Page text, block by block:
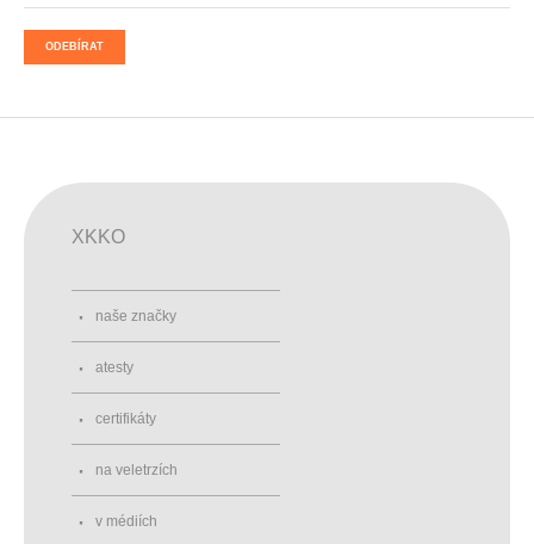
ODEBÍRAT
XKKO
naše značky
atesty
certifikáty
na veletrzích
v médiích